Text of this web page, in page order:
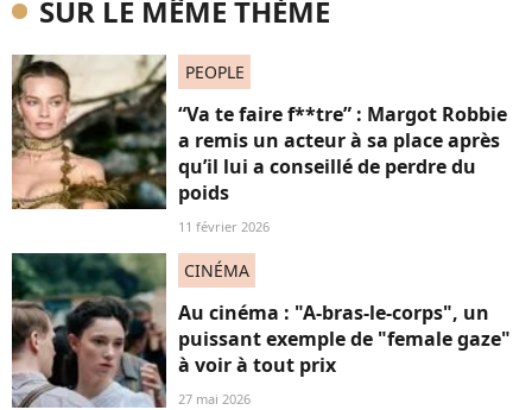
SUR LE MÊME THÈME
PEOPLE
“Va te faire f**tre” : Margot Robbie
a remis un acteur à sa place après
qu’il lui a conseillé de perdre du
poids
11 février 2026
CINÉMA
Au cinéma : "A-bras-le-corps", un
puissant exemple de "female gaze"
à voir à tout prix
27 mai 2026